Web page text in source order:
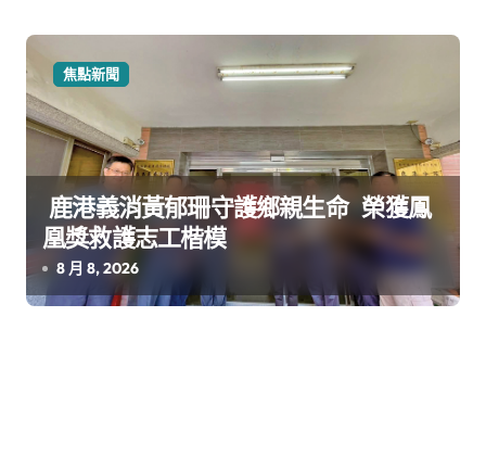
焦點新聞
鹿港義消黃郁珊守護鄉親生命 榮獲鳳
凰獎救護志工楷模
8 月 8, 2026